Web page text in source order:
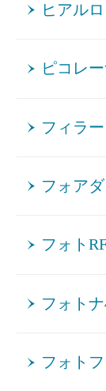
ヒアル
ピコレ
フィラー
フォア
フォト
フォト
フォト